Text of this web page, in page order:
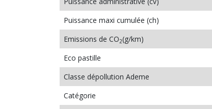
Puissance maxi cumulée (ch)
Emissions de CO2(g/km)
Eco pastille
Classe dépollution Ademe
Catégorie